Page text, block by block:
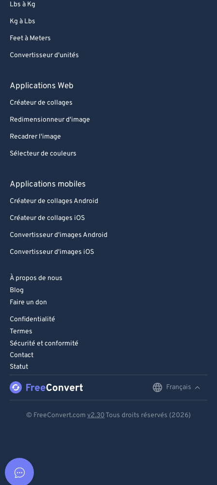
Lbs à Kg
Kg à Lbs
Feet à Meters
Convertisseur d'unités
Applications Web
Créateur de collages
Redimensionneur d'image
Recadrer l'image
Sélecteur de couleurs
Applications mobiles
Créateur de collages Android
Créateur de collages iOS
Convertisseur d'images Android
Convertisseur d'images iOS
À propos de nous
Blog
Faire un don
Confidentialité
Termes
Sécurité et conformité
Contact
Statut
Français
© FreeConvert.com v2.30 Tous droits réservés (2026)